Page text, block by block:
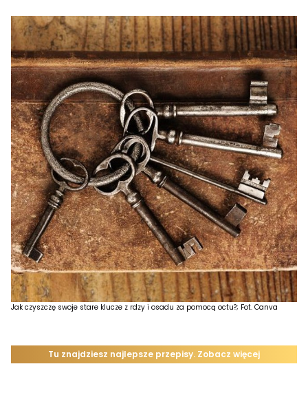
Jak czyszczę swoje stare klucze z rdzy i osadu za pomocą octu?; Fot. Canva